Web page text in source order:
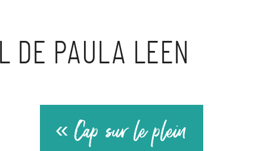
DE PAULA LEEN
« Cap sur le plein